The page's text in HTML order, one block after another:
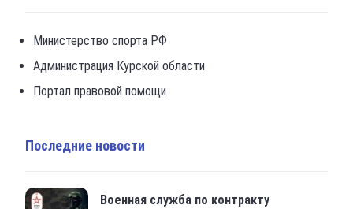
Министерство спорта РФ
Администрация Курской области
Портал правовой помощи
Последние новости
Военная служба по контракту